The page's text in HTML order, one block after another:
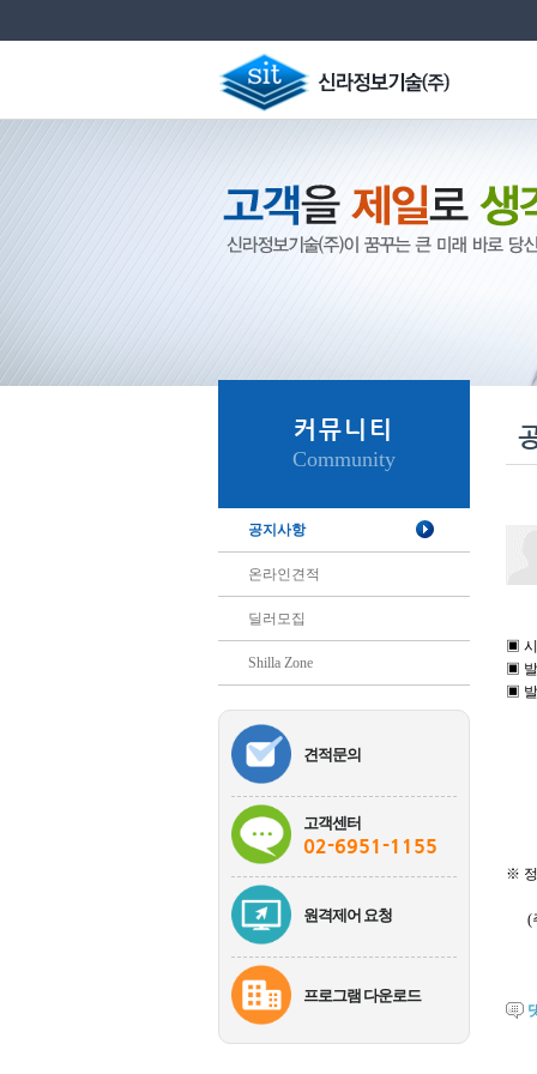
커뮤니티
Community
공지사항
온라인견적
딜러모집
Shilla Zone
견적문의
고객센터
02-6951-1155
원격제어 요청
프로그램 다운로드
▣ 시
▣ 발
▣ 발
1.
2.
3.
※ 정
(